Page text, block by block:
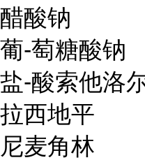
醋酸钠
葡-萄糖酸钠
盐-酸索他洛
拉西地平
尼麦角林